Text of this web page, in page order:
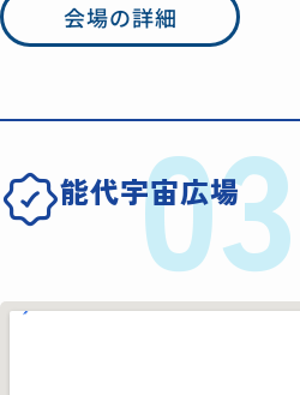
会場の詳細
能代宇宙広場
03